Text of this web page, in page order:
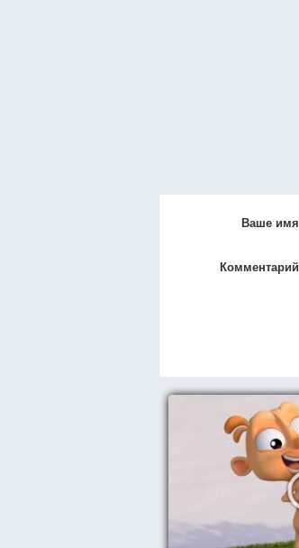
Ваше имя
Комментарий